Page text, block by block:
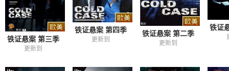
铁证悬案 第三季
更新到
铁证悬案 第四季
更新到
铁证悬案 第二季
更新到
铁证